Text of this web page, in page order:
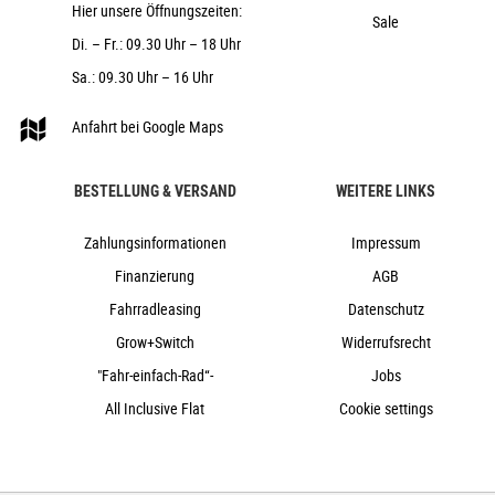
2024
Diamant
Scheibenbremsen hydraulisch
Aluminium
nein
Hier unsere Öffnungszeiten:
Di. – Fr.: 09.30 Uhr – 18 Uhr
Sa.: 09.30 Uhr – 16 Uhr
Anfahrt bei Google Maps
Sale
BESTELLUNG & VERSAND
Zahlungsinformationen
Finanzierung
Fahrradleasing
Grow+Switch
"Fahr-einfach-Rad“-
All Inclusive Flat
WEITERE LINKS
Impressum
AGB
Datenschutz
Widerrufsrecht
Jobs
Cookie settings